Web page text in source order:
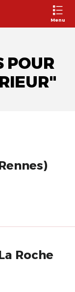
Menu
POUR
Roche